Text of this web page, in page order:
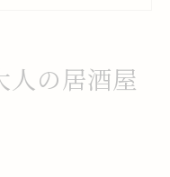
す大人の夜
快適デートを満喫
ト体験
人の居酒屋